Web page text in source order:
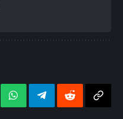
Chaine
TelegramRedditCopy